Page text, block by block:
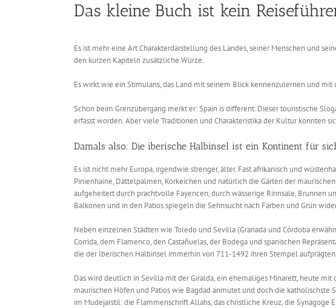
Das kleine Buch ist kein
Es ist mehr eine Art Charakterdarstellung des Landes, seiner Menschen und
den kurzen Kapiteln zusätzliche Würze.
Es wirkt wie ein Stimulans, das Land mit seinem Blick kennenzulernen und
Schon beim Grenzübergang merkt er: Spain is different. Dieser touristische
erfasst worden. Aber viele Traditionen und Charakteristika der Kultur konnten
Damals also: Die iberische Halbinsel ist ein Kontinent für
Es ist nicht mehr Europa, irgendwie strenger, älter. Fast afrikanisch und
Pinienhaine, Dattelpalmen, Korkeichen und natürlich die Gärten der
aufgeheitert durch prachtvolle Fayencen, durch wässerige Rinnsale, Brunnen
Balkonen und in den Patios spiegeln die Sehnsucht nach Farben und Grün
Neben einzelnen Städten wie Toledo und Sevilla (Granada und Córdoba
Corrida, dem Flamenco, den Castañuelas, der Bodega und spanischen
die der Iberischen Halbinsel immerhin von 711-1492 ihren Stempel
Das wird deutlich in Sevilla mit der Giralda, ein ehemaliges Minarett, heute mit
maurischen Höfen und Patios wie Bagdad anmutet und doch die
im Mudejarstil: die Flammenschrift Allahs, das christliche Kreuz, die